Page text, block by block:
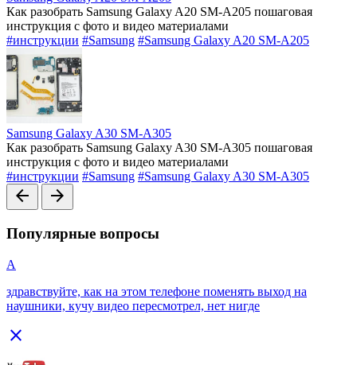
Как разобрать Samsung Galaxy A20 SM-A205 пошаговая
инструкция с фото и видео материалами
#инструкции #Samsung #Samsung Galaxy A20 SM-A205
Samsung Galaxy A30 SM-A305
Как разобрать Samsung Galaxy A30 SM-A305 пошаговая
инструкция с фото и видео материалами
#инструкции #Samsung #Samsung Galaxy A30 SM-A305
arrow_back arrow_forward
Популярные вопросы
А
здравствуйте, как на этом телефоне поменять выход на
наушники, кучу видео пересмотрел, нет нигде
close